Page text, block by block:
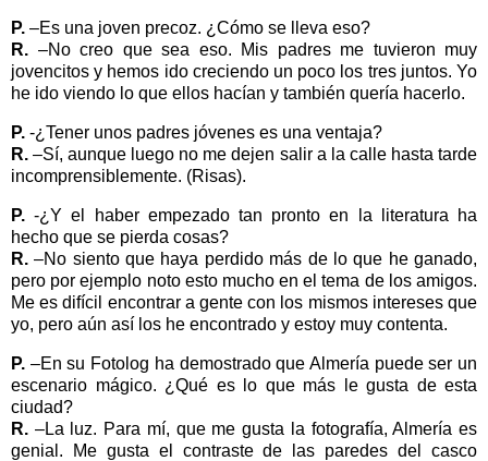
P. –Es una joven precoz. ¿Cómo se lleva eso?
R. –No creo que sea eso. Mis padres me tuvieron muy
jovencitos y hemos ido creciendo un poco los tres juntos. Yo
he ido viendo lo que ellos hacían y también quería hacerlo.
P. -¿Tener unos padres jóvenes es una ventaja?
R. –Sí, aunque luego no me dejen salir a la calle hasta tarde
incomprensiblemente. (Risas).
P. -¿Y el haber empezado tan pronto en la literatura ha
hecho que se pierda cosas?
R. –No siento que haya perdido más de lo que he ganado,
pero por ejemplo noto esto mucho en el tema de los amigos.
Me es difícil encontrar a gente con los mismos intereses que
yo, pero aún así los he encontrado y estoy muy contenta.
P. –En su Fotolog ha demostrado que Almería puede ser un
escenario mágico. ¿Qué es lo que más le gusta de esta
ciudad?
R. –La luz. Para mí, que me gusta la fotografía, Almería es
genial. Me gusta el contraste de las paredes del casco